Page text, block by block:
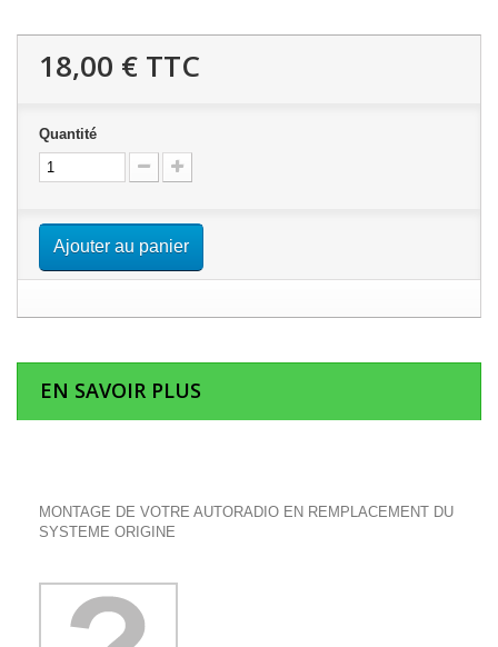
18,00 € TTC
Quantité
Ajouter au panier
EN SAVOIR PLUS
MONTAGE DE VOTRE AUTORADIO EN REMPLACEMENT DU
SYSTEME ORIGINE